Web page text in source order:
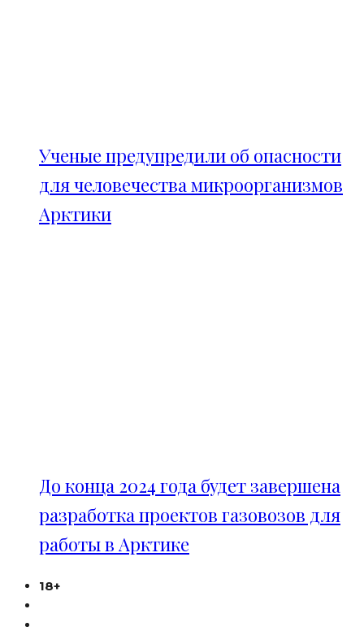
Ученые предупредили об опасности
для человечества микроорганизмов
Арктики
До конца 2024 года будет завершена
разработка проектов газовозов для
работы в Арктике
18+